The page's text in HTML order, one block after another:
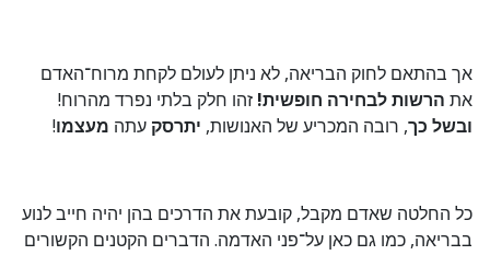
אך בהתאם לחוק הבריאה, לא ניתן לעולם לקחת מרוח־האדם
את הרשות לבחירה חופשית! זהו חלק בלתי נפרד מהרוח!
ובשל כך, רובה המכריע של האנושות, יתרסק עתה מעצמו!
כל החלטה שאדם מקבל, קובעת את הדרכים בהן יהיה חייב לנוע
בבריאה, כמו גם כאן על־פני האדמה. הדברים הקטנים הקשורים